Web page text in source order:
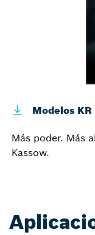
Modelos KR
Más poder. Más
Kassow.